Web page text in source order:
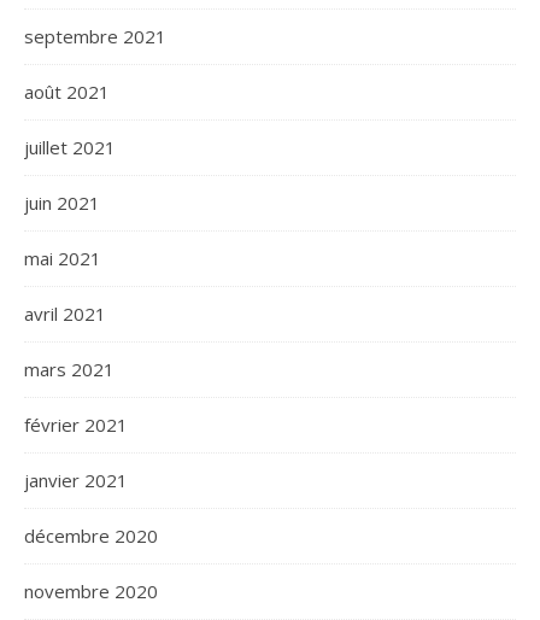
septembre 2021
août 2021
juillet 2021
juin 2021
mai 2021
avril 2021
mars 2021
février 2021
janvier 2021
décembre 2020
novembre 2020